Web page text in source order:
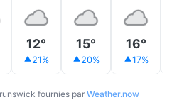
12°
21%
15°
20%
16°
17%
fournies par Weather.now